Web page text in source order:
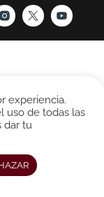
experiencia.
uso de todas las
dar tu